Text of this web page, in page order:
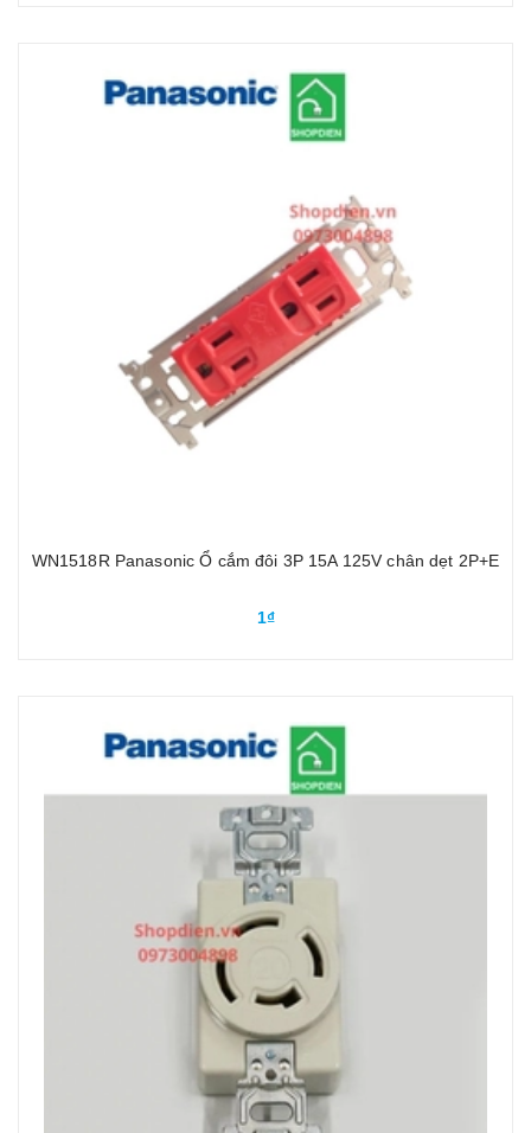
WN1518R Panasonic Ổ cắm đôi 3P 15A 125V chân dẹt 2P+E
1₫